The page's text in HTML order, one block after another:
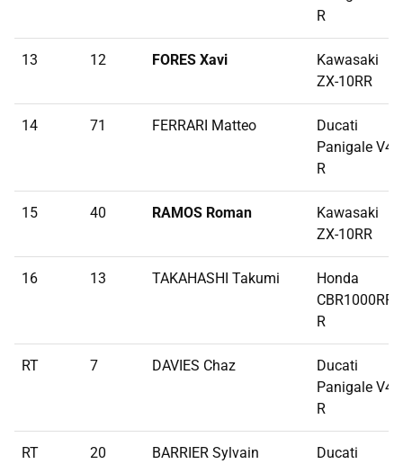
R
13 12 FORES Xavi
Kawasaki
ZX-10RR
14 71 FERRARI Matteo
Ducati
Panigale V4
R
15 40 RAMOS Roman
Kawasaki
ZX-10RR
16 13 TAKAHASHI Takumi
Honda
CBR1000RR-
R
RT 7 DAVIES Chaz
Ducati
Panigale V4
R
RT 20 BARRIER Sylvain
Ducati